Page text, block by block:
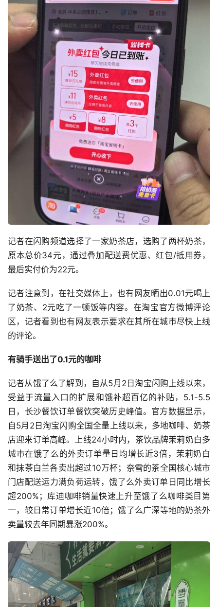
记者在闪购频道选择了一家奶茶店，选购了两杯奶茶，
原本总价34元，通过叠加配送费优惠、红包/抵用券，
最后实付价为22元。
记者注意到，在社交媒体上，也有网友晒出0.01元喝上
了奶茶、2元吃了一顿饭等内容。在淘宝官方微博评论
区，记者看到也有网友表示要求在其所在城市尽快上线
的评论。
有骑手送出了0.1元的咖啡
记者从饿了么了解到，自从5月2日淘宝闪购上线以来，
受益于流量入口的扩展和饿补超百亿的补贴，5.1-5.5
日，长沙餐饮订单餐饮突破历史峰值。官方数据显示，
自5月2日淘宝闪购全国全量上线以来，多地咖啡、奶茶
店迎来订单高峰。上线24小时内，茶饮品牌茉莉奶白多
城市在饿了么的外卖订单量日均增长近3倍，茉莉奶白
和抹茶白兰各卖出超过10万杯；奈雪的茶全国核心城市
门店配送运力满负荷运转，饿了么外卖订单日同比增长
超200%；库迪咖啡销量快速上升至饿了么咖啡类目第
一，较日常订单增长近10倍；饿了么广深等地的奶茶外
卖量较去年同期暴涨200%。